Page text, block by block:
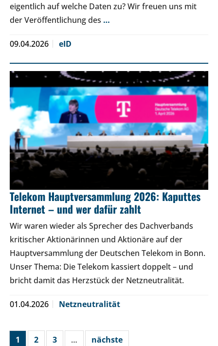
eigentlich auf welche Daten zu? Wir freuen uns mit
der Veröffentlichung des …
09.04.2026 eID
Telekom Hauptversammlung 2026: Kaputtes
Internet – und wer dafür zahlt
Wir waren wieder als Sprecher des Dachverbands
kritischer Aktionärinnen und Aktionäre auf der
Hauptversammlung der Deutschen Telekom in Bonn.
Unser Thema: Die Telekom kassiert doppelt – und
bricht damit das Herzstück der Netzneutralität.
01.04.2026 Netzneutralität
1 2 3 … nächste